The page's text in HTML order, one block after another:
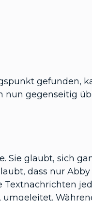
gefunden,
nun gegenseitig
Sie glaubt, sich
dass nur
Textnachrichten